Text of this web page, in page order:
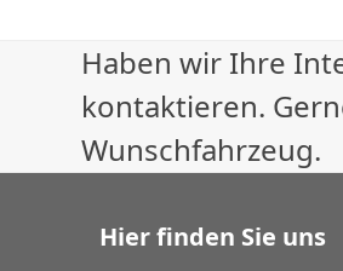
Haben wir Ihre
kontaktieren.
Wunschfahrzeug.
Hier finden Sie uns